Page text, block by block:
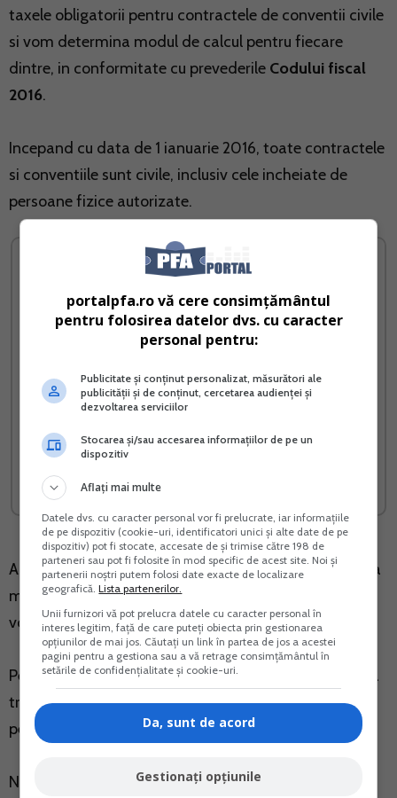
taxele obligatorii pentru contractele de conventii civile
si vom determina modul de calcul pentru fiecare
dintre, in conformitate cu prevederile Codului fiscal
2016.
Incepand cu data de 1 ianuarie 2016, toate contractele
si conventiile sunt civile, inclusiv cele incheiate de
persoane fizice autorizate.
Radiere SRL PFA II IF
Vreau acest produs →
Impozit MICRO 2026 Fara
erori fara amenzi
Asadar, dupa intrarea in vigoare a noul Cod civil, nu va
mai existe termenul comercial, iar conventiile civile se
vor modifica.
Pentru a desfasura activitati profesionale, o persoana
trebuie sa obtina autorizatie si sa devina astfel
persoana fizica autorizata.
Noul Cod fiscal nu mai face referire la conventii civile
portalpfa.ro vă cere consimțământul
pentru folosirea datelor dvs. cu caracter
personal pentru:
Publicitate și conținut personalizat, măsurători ale
publicității și de conținut, cercetarea audienței și
dezvoltarea serviciilor
Stocarea și/sau accesarea informațiilor de pe un
dispozitiv
Aflați mai multe
Datele dvs. cu caracter personal vor fi prelucrate, iar informațiile
de pe dispozitiv (cookie-uri, identificatori unici și alte date de pe
dispozitiv) pot fi stocate, accesate de și trimise către 198 de
parteneri sau pot fi folosite în mod specific de acest site. Noi și
partenerii noștri putem folosi date exacte de localizare
geografică.Lista partenerilor.
Unii furnizori vă pot prelucra datele cu caracter personal în
interes legitim, față de care puteți obiecta prin gestionarea
opțiunilor de mai jos. Căutați un link în partea de jos a acestei
pagini pentru a gestiona sau a vă retrage consimțământul în
setările de confidențialitate și cookie-uri.
Da, sunt de acord
Gestionați opțiunile